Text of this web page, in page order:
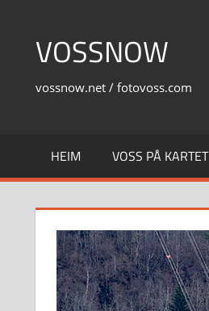
contentVOSSNOW
vossnow.net / fotovoss.com
HEIM VOSS PÅ KARTET